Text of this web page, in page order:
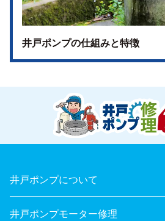
井戸ポンプの仕組みと特徴
井戸ポンプについて
井戸ポンプモーター修理